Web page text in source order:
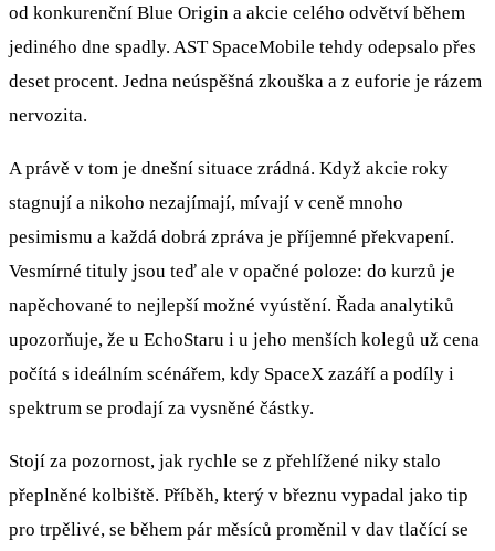
od konkurenční Blue Origin a akcie celého odvětví během
jediného dne spadly. AST SpaceMobile tehdy odepsalo přes
deset procent. Jedna neúspěšná zkouška a z euforie je rázem
nervozita.
A právě v tom je dnešní situace zrádná. Když akcie roky
stagnují a nikoho nezajímají, mívají v ceně mnoho
pesimismu a každá dobrá zpráva je příjemné překvapení.
Vesmírné tituly jsou teď ale v opačné poloze: do kurzů je
napěchované to nejlepší možné vyústění. Řada analytiků
upozorňuje, že u EchoStaru i u jeho menších kolegů už cena
počítá s ideálním scénářem, kdy SpaceX zazáří a podíly i
spektrum se prodají za vysněné částky.
Stojí za pozornost, jak rychle se z přehlížené niky stalo
přeplněné kolbiště. Příběh, který v březnu vypadal jako tip
pro trpělivé, se během pár měsíců proměnil v dav tlačící se